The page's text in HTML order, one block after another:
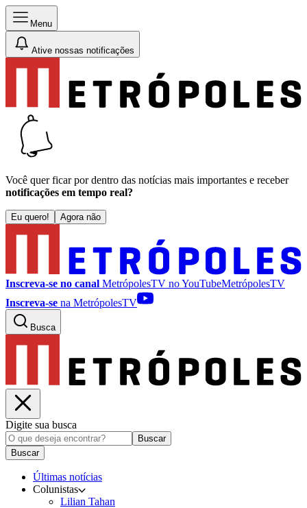
Menu
Ative nossas notificações
Você quer ficar por dentro das notícias mais importantes e receber
notificações em tempo real?
Eu quero! Agora não
Inscreva-se no canal MetrópolesTV noYouTubeMetrópolesTV
Inscreva-se na MetrópolesTV
Busca
Digite sua busca
Buscar
Buscar
Últimas notícias
Colunistas
Lilian Tahan